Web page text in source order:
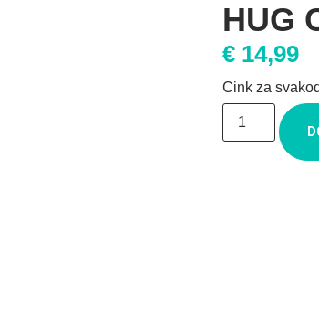
HUG
€ 14,99
Cink za